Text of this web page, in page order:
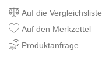
Auf die Vergleichsliste
Auf den Merkzettel
Produktanfrage